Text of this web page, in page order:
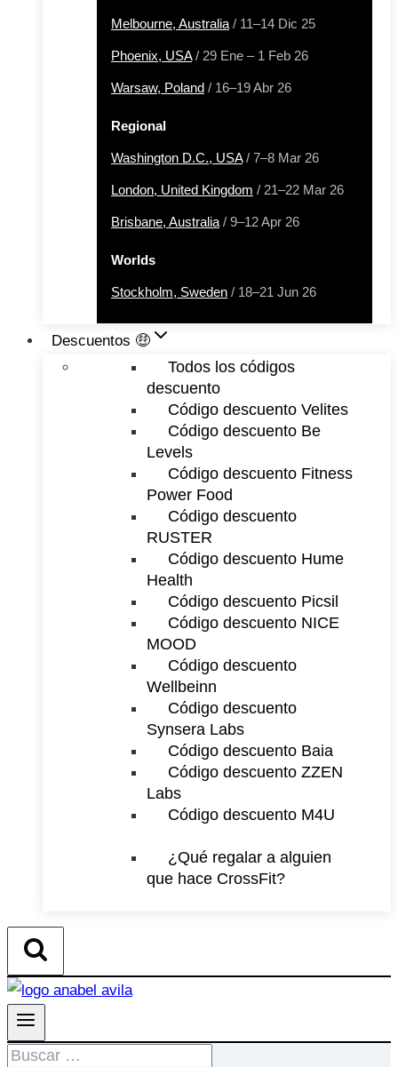
Melbourne, Australia / 11–14 Dic 25
Phoenix, USA/ 29 Ene – 1 Feb 26
Warsaw, Poland / 16–19 Abr 26
Regional
Washington D.C., USA/ 7–8 Mar 26
London, United Kingdom / 21–22 Mar 26
Brisbane, Australia / 9–12 Apr 26
Worlds
Stockholm, Sweden / 18–21 Jun 26
Descuentos 🤑
Todos los códigos
descuento
Código descuento Velites
Código descuento Be
Levels
Código descuento Fitness
Power Food
Código descuento
RUSTER
Código descuento Hume
Health
Código descuento Picsil
Código descuento NICE
MOOD
Código descuento
Wellbeinn
Código descuento
Synsera Labs
Código descuento Baia
Código descuento ZZEN
Labs
Código descuento M4U
¿Qué regalar a alguien
que hace CrossFit?
Buscar: